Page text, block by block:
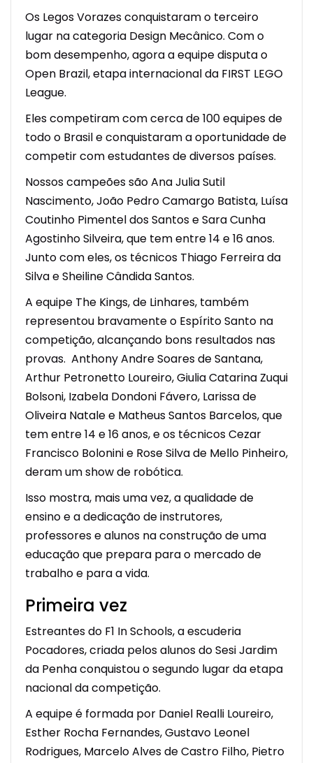
Os Legos Vorazes conquistaram o terceiro
lugar na categoria Design Mecânico. Com o
bom desempenho, agora a equipe disputa o
Open Brazil, etapa internacional da FIRST LEGO
League.
Eles competiram com cerca de 100 equipes de
todo o Brasil e conquistaram a oportunidade de
competir com estudantes de diversos países.
Nossos campeões são Ana Julia Sutil
Nascimento, João Pedro Camargo Batista, Luísa
Coutinho Pimentel dos Santos e Sara Cunha
Agostinho Silveira, que tem entre 14 e 16 anos.
Junto com eles, os técnicos Thiago Ferreira da
Silva e Sheiline Cândida Santos.
A equipe The Kings, de Linhares, também
representou bravamente o Espírito Santo na
competição, alcançando bons resultados nas
provas. Anthony Andre Soares de Santana,
Arthur Petronetto Loureiro, Giulia Catarina Zuqui
Bolsoni, Izabela Dondoni Fávero, Larissa de
Oliveira Natale e Matheus Santos Barcelos, que
tem entre 14 e 16 anos, e os técnicos Cezar
Francisco Bolonini e Rose Silva de Mello Pinheiro,
deram um show de robótica.
Isso mostra, mais uma vez, a qualidade de
ensino e a dedicação de instrutores,
professores e alunos na construção de uma
educação que prepara para o mercado de
trabalho e para a vida.
Primeira vez
Estreantes do F1 In Schools, a escuderia
Pocadores, criada pelos alunos do Sesi Jardim
da Penha conquistou o segundo lugar da etapa
nacional da competição.
A equipe é formada por Daniel Realli Loureiro,
Esther Rocha Fernandes, Gustavo Leonel
Rodrigues, Marcelo Alves de Castro Filho, Pietro